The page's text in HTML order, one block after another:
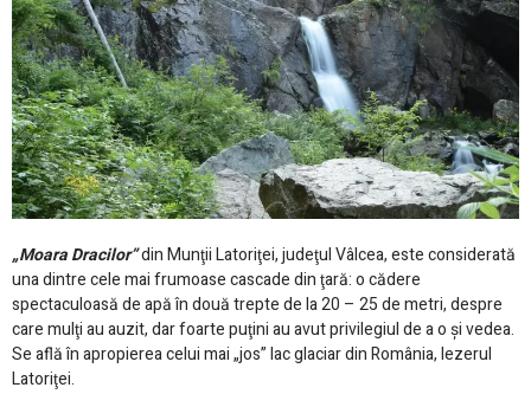
„Moara Dracilor”din Munţii Latoriţei, judeţul Vâlcea, este considerată
una dintre cele mai frumoase cascade din ţară: o cădere
spectaculoasă de apă în două trepte de la 20 – 25 de metri, despre
care mulţi au auzit, dar foarte puţini au avut privilegiul de a o şi vedea.
Se află în apropierea celui mai „jos” lac glaciar din România, Iezerul
Latoriţei.